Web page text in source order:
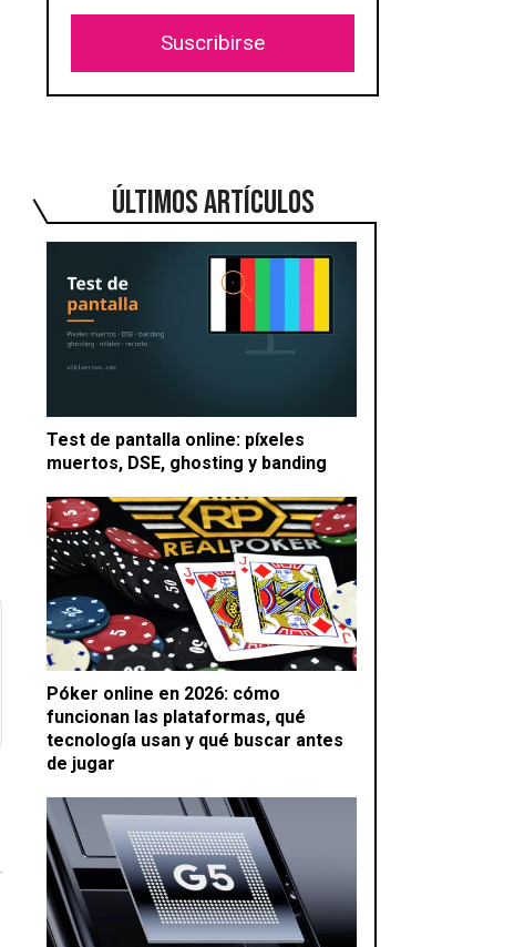
Suscribirse
ÚLTIMOS ARTÍCULOS
Test de pantalla online: píxeles
muertos, DSE, ghosting y banding
Póker online en 2026: cómo
funcionan las plataformas, qué
tecnología usan y qué buscar antes
de jugar